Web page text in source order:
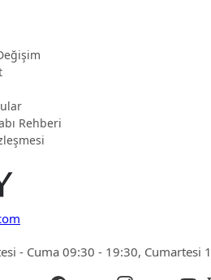
Rehberi
- Cuma 09:30 - 19:30, Cumartesi